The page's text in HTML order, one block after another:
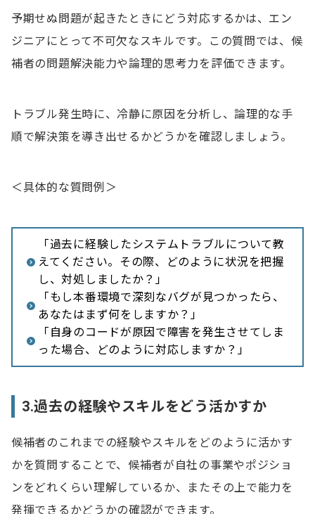
予期せぬ問題が起きたときにどう対応するかは、エン
ジニアにとって不可欠なスキルです。この質問では、候
補者の問題解決能力や論理的思考力を評価できます。
トラブル発生時に、冷静に原因を分析し、論理的な手
順で解決策を導き出せるかどうかを確認しましょう。
＜具体的な質問例＞
「過去に経験したシステムトラブルについて教
えてください。その際、どのように状況を把握
し、対処しましたか？」
「もし本番環境で深刻なバグが見つかったら、
あなたはまず何をしますか？」
「自身のコードが原因で障害を発生させてしま
った場合、どのように対応しますか？」
3.過去の経験やスキルをどう活かすか
候補者のこれまでの経験やスキルをどのように活かす
かを質問することで、候補者が自社の事業やポジショ
ンをどれくらい理解しているか、またその上で能力を
発揮できるかどうかの確認ができます。